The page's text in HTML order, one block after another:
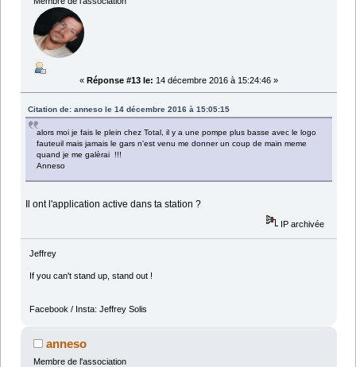
« Réponse #13 le: 14 décembre 2016 à 15:24:46 »
Citation de: anneso le 14 décembre 2016 à 15:05:15
alors moi je fais le plein chez Total, il y a une pompe plus basse avec le logo
fauteuil mais jamais le gars n'est venu me donner un coup de main meme
quand je me galèrai !!!
Anneso
Il ont l'application active dans ta station ?
IP archivée
Jeffrey
If you can't stand up, stand out !
Facebook / Insta: Jeffrey Solis
anneso
Membre de l'association